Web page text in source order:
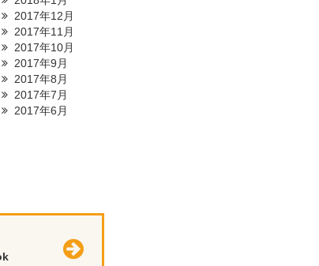
2017年12月
2017年11月
2017年10月
2017年9月
2017年8月
2017年7月
2017年6月